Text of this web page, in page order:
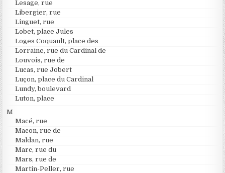
Lesage, rue
Libergier, rue
Linguet, rue
Lobet, place Jules
Loges Coquault, place des
Lorraine, rue du Cardinal de
Louvois, rue de
Lucas, rue Jobert
Luçon, place du Cardinal
Lundy, boulevard
Luton, place
M
Macé, rue
Macon, rue de
Maldan, rue
Marc, rue du
Mars, rue de
Martin-Peller, rue